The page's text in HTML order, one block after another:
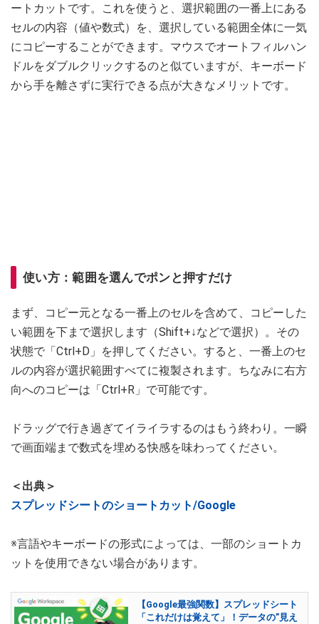
ートカットです。これを使うと、選択範囲の一番上にある
セルの内容（値や数式）を、選択している範囲全体に一気
にコピーすることができます。マウスでオートフィルハン
ドルをダブルクリックするのと似ていますが、キーボード
から手を離さずに実行できる点が大きなメリットです。
使い方：範囲を選んでポンと押すだけ
まず、コピー元となる一番上のセルを含めて、コピーした
い範囲を下まで選択します（Shift+↓などで選択）。その
状態で「Ctrl+D」を押してください。すると、一番上のセ
ルの内容が選択範囲すべてに複製されます。ちなみに右方
向へのコピーは「Ctrl+R」で可能です。
ドラッグで行き過ぎてイライラするのはもう終わり。一瞬
で画面端まで数式を埋める快感を味わってください。
＜出典＞
スプレッドシートのショートカット/Google
※言語やキーボードの形式によっては、一部のショートカ
ットを使用できない場合があります。
【Google最強関数】スプレッドシート
「これだけは覚えて」！データの”見え